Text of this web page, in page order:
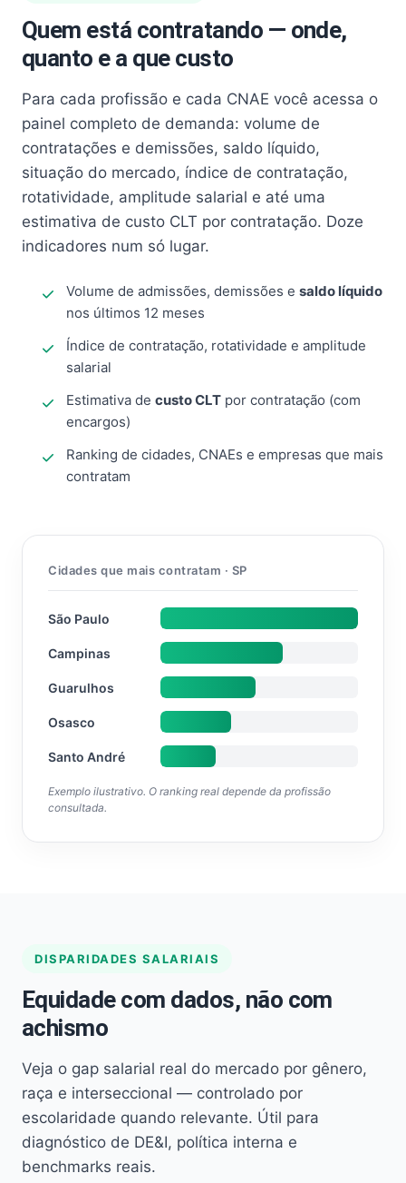
Quem está contratando — onde,
quanto e a que custo
Para cada profissão e cada CNAE você acessa o
painel completo de demanda: volume de
contratações e demissões, saldo líquido,
situação do mercado, índice de contratação,
rotatividade, amplitude salarial e até uma
estimativa de custo CLT por contratação. Doze
indicadores num só lugar.
Volume de admissões, demissões e saldo líquido
nos últimos 12 meses
Índice de contratação, rotatividade e amplitude
salarial
Estimativa de custo CLT por contratação (com
encargos)
Ranking de cidades, CNAEs e empresas que mais
contratam
Cidades que mais contratam · SP
São Paulo
Campinas
Guarulhos
Osasco
Santo André
Exemplo ilustrativo. O ranking real depende da profissão
consultada.
DISPARIDADES SALARIAIS
Equidade com dados, não com
achismo
Veja o gap salarial real do mercado por gênero,
raça e interseccional — controlado por
escolaridade quando relevante. Útil para
diagnóstico de DE&I, política interna e
benchmarks reais.